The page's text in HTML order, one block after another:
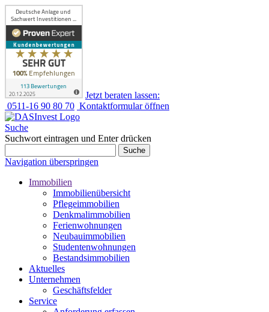
Jetzt beraten lassen:
0511-16 90 80 70 Kontaktformular öffnen
Suche
Suchwort eintragen und Enter drücken
Suche
Navigation überspringen
Immobilien
Immobilienübersicht
Pflegeimmobilien
Denkmalimmobilien
Ferienwohnungen
Neubauimmobilien
Studentenwohnungen
Bestandsimmobilien
Aktuelles
Unternehmen
Geschäftsfelder
Service